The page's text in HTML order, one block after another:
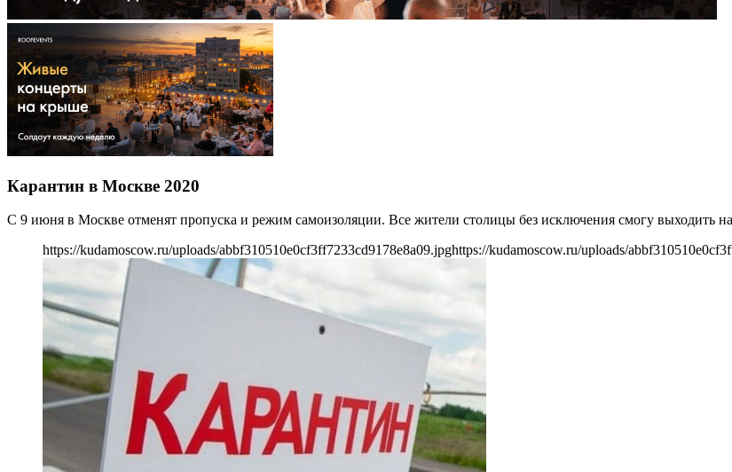
Карантин в Москве 2020
С 9 июня в Москве отменят пропуска и режим самоизоляции. Все жители столицы без исключения смогу выходить
https://kudamoscow.ru/uploads/abbf310510e0cf3ff7233cd9178e8a09.jpghttps://kudamoscow.ru/uploads/